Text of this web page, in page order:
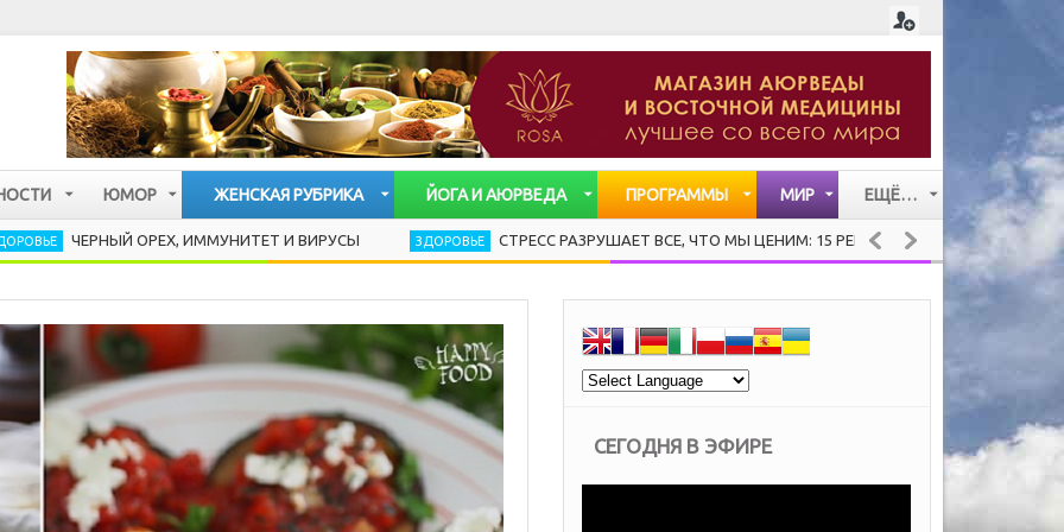
ЮМОР
ЖЕНСКАЯ РУБРИКА
ЙОГА И АЮРВЕДА
ПРОГРАММЫ МИР ЕЩЁ…
СТАТЬИ
ОРЕХ, ИММУНИТЕТ И ВИРУСЫ ЗДОРОВЬЕ СТРЕСС РАЗРУШАЕТ ВСЕ, ЧТО МЫ ЦЕНИМ: 15 РЕКОМЕНДАЦИЙ ХЕНДРИ ВЕЙСИНГЕРА
СЕГОДНЯ В ЭФИРЕ